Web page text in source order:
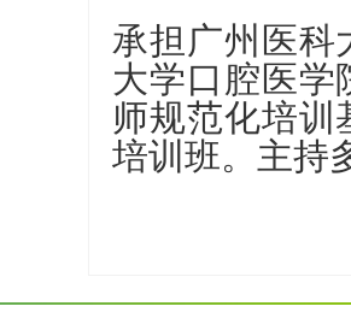
承担广州医科
大学口腔医学
师规范化培训
培训班。主持